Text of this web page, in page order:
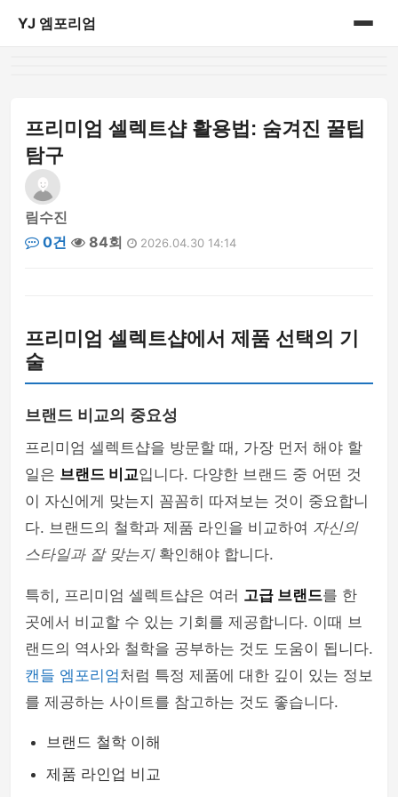
YJ 엠포리엄
프리미엄 셀렉트샵 활용법: 숨겨진 꿀팁
탐구
림수진
0건
84회 2026.04.30 14:14
프리미엄 셀렉트샵에서 제품 선택의 기
술
브랜드 비교의 중요성
프리미엄 셀렉트샵을 방문할 때, 가장 먼저 해야 할
일은 브랜드 비교입니다. 다양한 브랜드 중 어떤 것
이 자신에게 맞는지 꼼꼼히 따져보는 것이 중요합니
다. 브랜드의 철학과 제품 라인을 비교하여 자신의
스타일과 잘 맞는지확인해야 합니다.
특히, 프리미엄 셀렉트샵은 여러 고급 브랜드를 한
곳에서 비교할 수 있는 기회를 제공합니다. 이때 브
랜드의 역사와 철학을 공부하는 것도 도움이 됩니다.
캔들 엠포리엄처럼 특정 제품에 대한 깊이 있는 정보
를 제공하는 사이트를 참고하는 것도 좋습니다.
브랜드 철학 이해
제품 라인업 비교